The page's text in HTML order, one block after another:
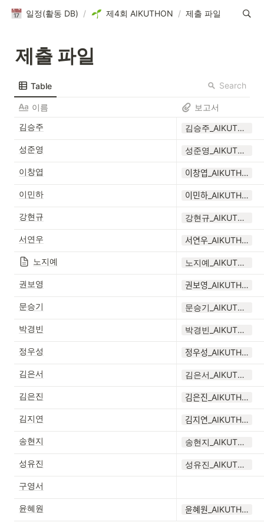
일정(활동 DB) / 제4회 AIKUTHON / 제출 파일
제출 파일
Table Search
이름
보고서
김승주
김승주_AIKUTHON4.pdf
성준영 성준영_AIKUTHON4.pdf
이창엽 이창엽_AIKUTHON4.docx
이민하 이민하_AIKUTHON.pdf
강현규 강현규_AIKUTHON4.pdf
서연우 서연우_AIKUTHON4.pdf
노지예 노지예_AIKUTHON4.pdf
권보영 권보영_AIKUTHON4.pdf
문승기 문승기_AIKUTHON4.pdf
박경빈 박경빈_AIKUTHON4.pdf
정우성 정우성_AIKUTHON4.docx
김은서 김은서_AIKUTHON4.pdf
김은진 김은진_AIKUTHON4.pdf
김지연 김지연_AIKUTHON4.pdf
송현지 송현지_AIKUTHON4.pdf
성유진 성유진_AIKUTHON4.pdf
구영서
윤혜원 윤혜원_AIKUTHON4.pdf